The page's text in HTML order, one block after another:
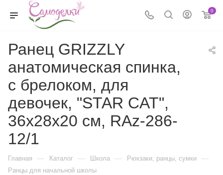
0
Ранец GRIZZLY
анатомическая спинка,
c брелоком, для
девочек, "STAR CAT",
36х28х20 см, RAz-286-
12/1
Главная — Каталог — Школа — Рюкзаки, ранцы, сумки —
Ранцы для начальной школы